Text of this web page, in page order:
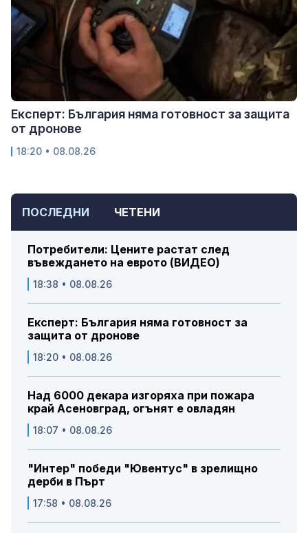
ПОСЛЕДНИ ЧЕТЕНИ
Потребители: Цените растат след
въвеждането на еврото (ВИДЕО)
18:38 • 08.08.26
Експерт: България няма готовност за
защита от дронове
18:20 • 08.08.26
Над 6000 декара изгоряха при пожара
край Асеновград, огънят е овладян
18:07 • 08.08.26
"Интер" победи "Ювентус" в зрелищно
дерби в Пърт
17:58 • 08.08.26
Експерт: България няма готовност за защита
от дронове
18:20 • 08.08.26